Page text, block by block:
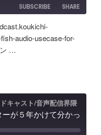
SUBSCRIBE
SHARE
Apple Podcasts
audio-usecase-for-
ン …
キャスト/音声配信界隈